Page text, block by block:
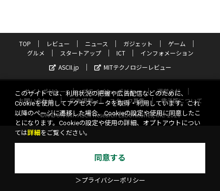
TOP レビュー ニュース ガジェット
ゲーム
グルメ
スタートアップ ICT
インフォメーション
ASCII.jp
MITテクノロジーレビュー
サイトポリシー プライバシーポリシー
運営会社
お問い合わせ
広告掲載 スタッフ募集
電子版について
©KADOKAWA ASCII Research Laboratories, Inc. 2026
このサイトでは、利用状況の把握や広告配信などのために、
Cookieを使用してアクセスデータを取得・利用しています。これ
以降のページに遷移した場合、Cookieの設定や使用に同意したこ
とになります。Cookieの設定や使用の詳細、オプトアウトについ
ては詳細 をご覧ください。
同意する
＞プライバシーポリシー